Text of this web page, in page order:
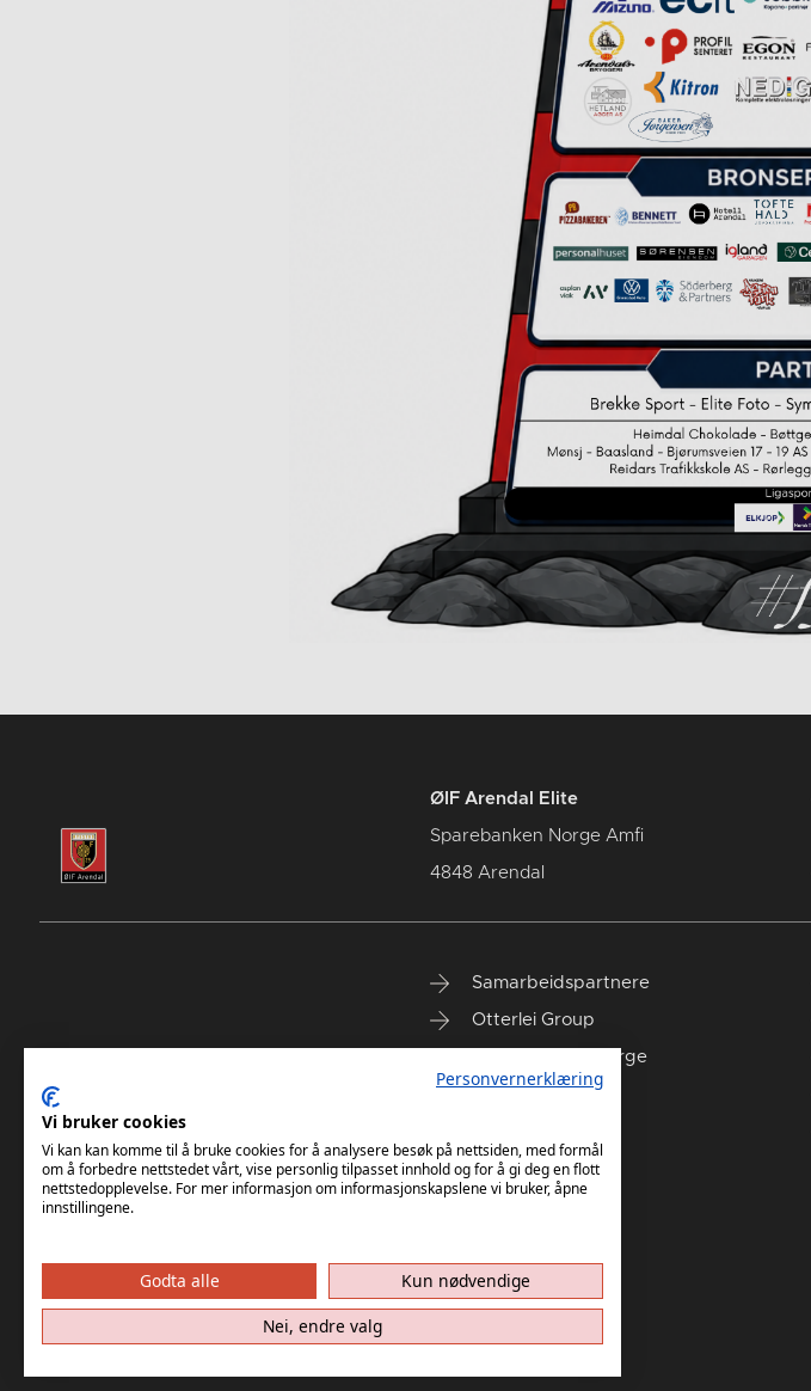
ØIF Arendal Elite
Sparebanken Norge Amfi
4848 Arendal
Samarbeidspartnere
Otterlei Group
Sparebanken Norge
Select
Personvernerklæring
Vi bruker cookies
Vi kan kan komme til å bruke cookies for å analysere besøk på nettsiden, med formål
om å forbedre nettstedet vårt, vise personlig tilpasset innhold og for å gi deg en flott
nettstedopplevelse. For mer informasjon om informasjonskapslene vi bruker, åpne
innstillingene.
Godta alle
Kun nødvendige
Nei, endre valg